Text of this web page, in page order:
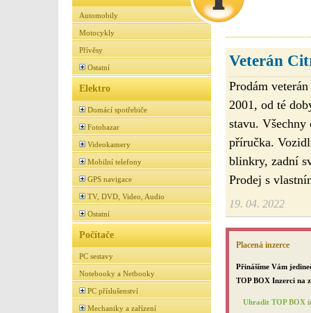
Automobily
Motocykly
Přívěsy
Ostatní
Elektro
Domácí spotřebiče
Fotobazar
Videokamery
Mobilní telefony
GPS navigace
TV, DVD, Video, Audio
Ostatní
Počítače
PC sestavy
Notebooky a Netbooky
PC příslušenství
Mechaniky a zařízení
Veterán
Prodám
2001, od té
stavu.
příručka.
blinkry, zadní
Prodej s
19. 04. 2022
Placená inzerce
Přinášíme Vám
TOP BOX Inzerci na
Uhradit TOP BOX